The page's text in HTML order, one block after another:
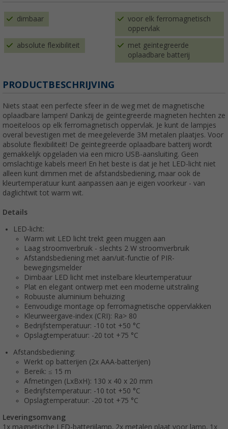
dimbaar
voor elk ferromagnetisch
oppervlak
absolute flexibiliteit
met geïntegreerde
oplaadbare batterij
PRODUCTBESCHRIJVING
Niets staat een perfecte sfeer in de weg met de magnetische
oplaadbare lampen! Dankzij de geïntegreerde magneten hechten ze
moeiteloos op elk ferromagnetisch oppervlak. Je kunt de lampjes
overal bevestigen met de meegeleverde 3M metalen plaatjes. Voor
absolute flexibiliteit! De geïntegreerde oplaadbare batterij wordt
gemakkelijk opgeladen via een micro USB-aansluiting. Geen
omslachtige kabels meer! En het beste is dat je het LED-licht niet
alleen kunt dimmen met de afstandsbediening, maar ook de
kleurtemperatuur kunt aanpassen aan je eigen voorkeur - van
daglichtwit tot warm wit.
Details
LED-licht:
Warm wit LED licht trekt geen muggen aan
Laag stroomverbruik - slechts 2 W stroomverbruik
Afstandsbediening met aan/uit-functie of PIR-
bewegingsmelder
Dimbaar LED licht met instelbare kleurtemperatuur
Plat en elegant ontwerp met een moderne uitstraling
Robuuste aluminium behuizing
Eenvoudige montage op ferromagnetische oppervlakken
Kleurweergave-index (CRI): Ra> 80
Bedrijfstemperatuur: -10 tot +50 °C
Opslagtemperatuur: -20 tot +75 °C
Afstandsbediening:
Werkt op batterijen (2x AAA-batterijen)
Bereik: ≤ 15 m
Afmetingen (LxBxH): 130 x 40 x 20 mm
Bedrijfstemperatuur: -10 tot +50 °C
Opslagtemperatuur: -20 tot +75 °C
Leveringsomvang
1x magnetische LED-batterijlamp, 2x metalen plaat voor lamp, 1x